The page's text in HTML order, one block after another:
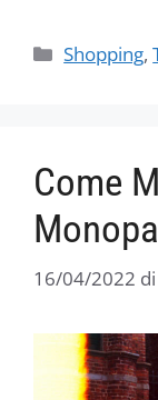
Categorie
Shopping,
Come
16/04/2022 di